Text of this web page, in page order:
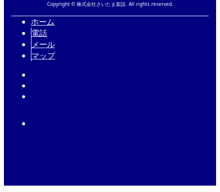
Copyright © 株式会社さいたま架設. All rights reserved.
ホーム
電話
メール
マップ